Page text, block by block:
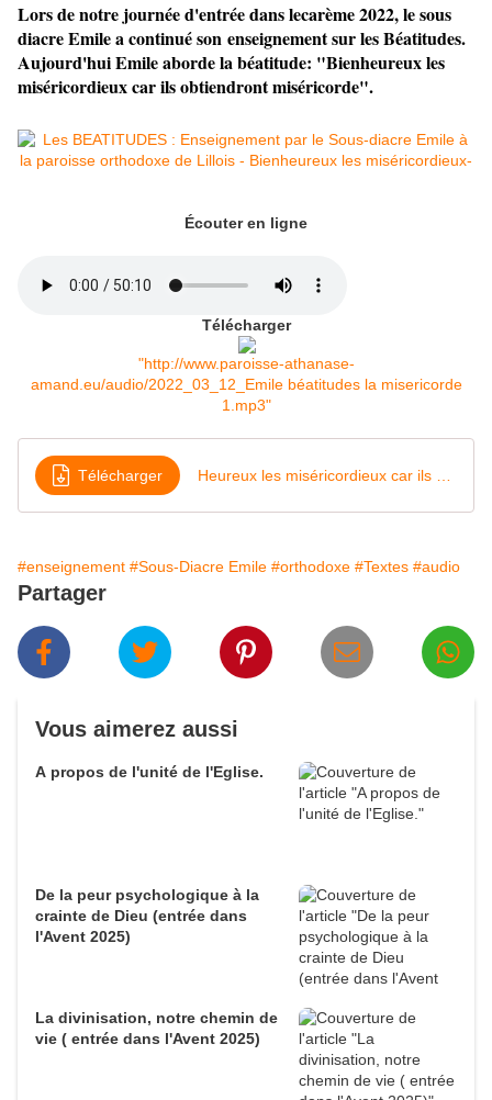
Lors de notre journée d'entrée dans lecarème 2022, le sous
diacre Emile a continué son enseignement sur les Béatitudes.
Aujourd'hui Emile aborde la béatitude: "Bienheureux les
miséricordieux car ils obtiendront miséricorde".
Écouter en ligne
Télécharger
"http://www.paroisse-athanase-
amand.eu/audio/2022_03_12_Emile béatitudes la misericorde
1.mp3"
Télécharger
#enseignement #Sous-Diacre Emile #orthodoxe #Textes #audio
Partager
Vous aimerez aussi
A propos de l'unité de l'Eglise.
De la peur psychologique à la
crainte de Dieu (entrée dans
l'Avent 2025)
La divinisation, notre chemin de
vie ( entrée dans l'Avent 2025)